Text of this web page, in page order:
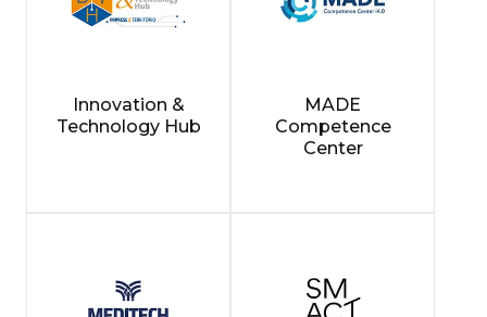
Innovation &
Technology Hub
MADE
Competence
Center